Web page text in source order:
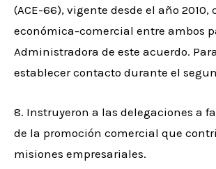
(ACE-66), vigente desde el año
económica-comercial entre ambos
Administradora de este acuerdo.
establecer contacto durante el
8. Instruyeron a las delegaciones a
de la promoción comercial que
misiones empresariales.